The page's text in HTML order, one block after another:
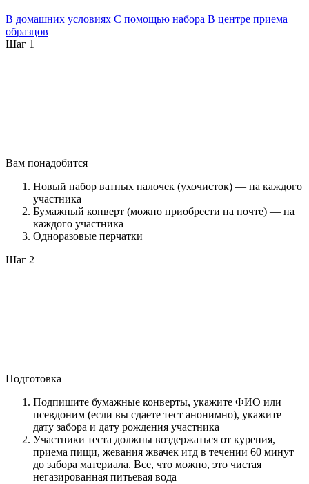
В домашних условиях С помощью набора В центре приема
образцов
Шаг 1
Вам понадобится
Новый набор ватных палочек (ухочисток) — на каждого
участника
Бумажный конверт (можно приобрести на почте) — на
каждого участника
Одноразовые перчатки
Шаг 2
Подготовка
Подпишите бумажные конверты, укажите ФИО или
псевдоним (если вы сдаете тест анонимно), укажите
дату забора и дату рождения участника
Участники теста должны воздержаться от курения,
приема пищи, жевания жвачек итд в течении 60 минут
до забора материала. Все, что можно, это чистая
негазированная питьевая вода